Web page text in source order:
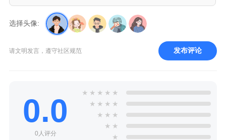
选择头像:
请文明发言，遵守社区规范 发布评论
0.0
0人评分
★ ★ ★ ★ ★
★ ★ ★ ★
★ ★ ★
★ ★
★